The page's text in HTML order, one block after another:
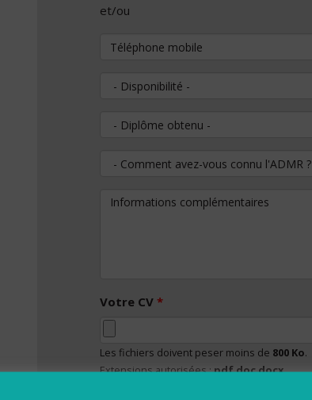
et/ou
Téléphone mobile
Disponibilité
Diplôme obtenu
Comment avez-vous connu l'ADMR ?
Informations complémentaires
Votre CV *
Les fichiers doivent peser moins de 800 Ko.
Extensions autorisées :pdf doc docx.